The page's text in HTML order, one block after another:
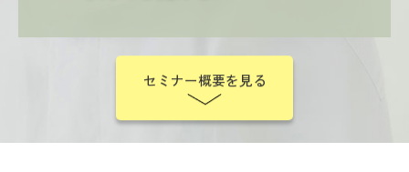
セミナー概要を見る